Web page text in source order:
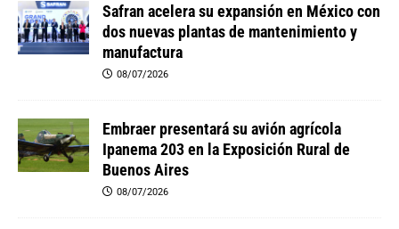
Safran acelera su expansión en México con
dos nuevas plantas de mantenimiento y
manufactura
08/07/2026
Embraer presentará su avión agrícola
Ipanema 203 en la Exposición Rural de
Buenos Aires
08/07/2026